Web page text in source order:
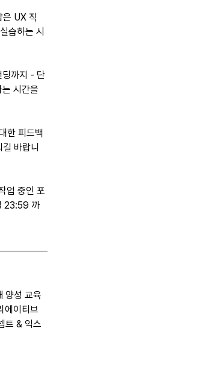
은 UX 직
습하는 시
딩까지 - 단
시간을
한 피드백
바랍니
업 중인 포
23:59 까
양성 교육
에이티브
트 & 익스